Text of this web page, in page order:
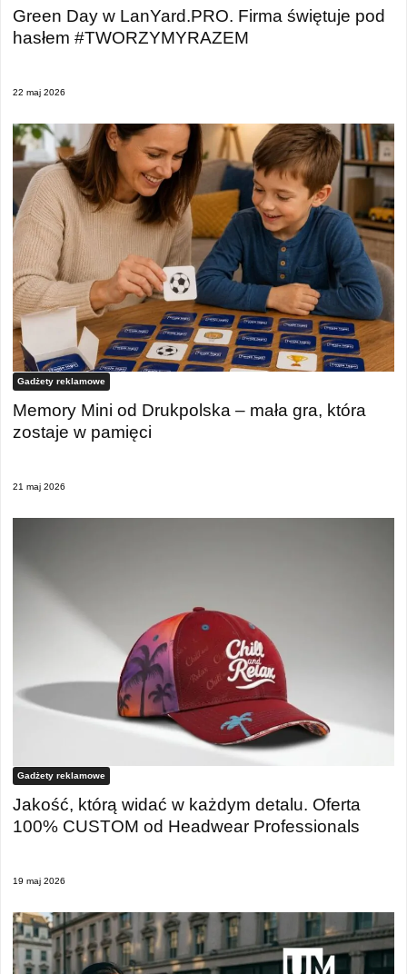
Green Day w LanYard.PRO. Firma świętuje pod
hasłem #TWORZYMYRAZEM
22 maj 2026
Gadżety reklamowe
Memory Mini od Drukpolska – mała gra, która
zostaje w pamięci
21 maj 2026
Gadżety reklamowe
Jakość, którą widać w każdym detalu. Oferta
100% CUSTOM od Headwear Professionals
19 maj 2026